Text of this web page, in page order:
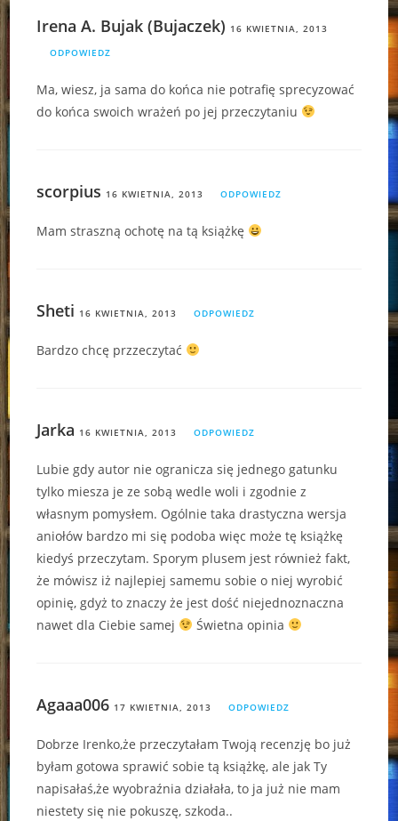
Irena A. Bujak (Bujaczek) 16 KWIETNIA, 2013
ODPOWIEDZ
Ma, wiesz, ja sama do końca nie potrafię sprecyzować
do końca swoich wrażeń po jej przeczytaniu
scorpius 16 KWIETNIA, 2013 ODPOWIEDZ
Mam straszną ochotę na tą książkę
Sheti 16 KWIETNIA, 2013 ODPOWIEDZ
Bardzo chcę przzeczytać
Jarka 16 KWIETNIA, 2013 ODPOWIEDZ
Lubie gdy autor nie ogranicza się jednego gatunku
tylko miesza je ze sobą wedle woli i zgodnie z
własnym pomysłem. Ogólnie taka drastyczna wersja
aniołów bardzo mi się podoba więc może tę książkę
kiedyś przeczytam. Sporym plusem jest również fakt,
że mówisz iż najlepiej samemu sobie o niej wyrobić
opinię, gdyż to znaczy że jest dość niejednoznaczna
nawet dla Ciebie samej
Świetna opinia
Agaaa006 17 KWIETNIA, 2013 ODPOWIEDZ
Dobrze Irenko,że przeczytałam Twoją recenzję bo już
byłam gotowa sprawić sobie tą książkę, ale jak Ty
napisałaś,że wyobraźnia działała, to ja już nie mam
niestety się nie pokuszę, szkoda..